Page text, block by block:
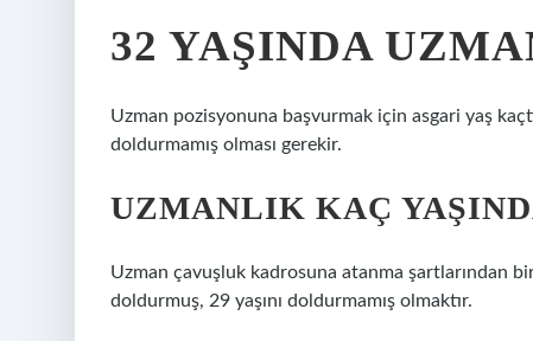
32 YAŞINDA
Uzman pozisyonuna başvurmak için asgari yaş
doldurmamış olması gerekir.
UZMANLIK KAÇ
Uzman çavuşluk kadrosuna atanma şartlarından biri
doldurmuş, 29 yaşını doldurmamış olmaktır.